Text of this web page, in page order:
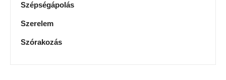
Szépségápolás
Szerelem
Szórakozás